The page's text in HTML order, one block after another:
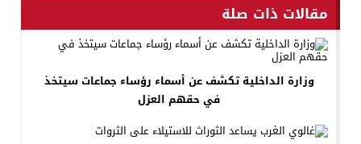
مقالات ذات صلة
وزارة الداخلية تكشف عن أسماء رؤساء جماعات سيتخذ
في حقهم العزل